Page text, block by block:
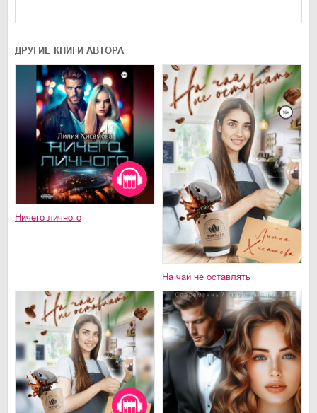
ДРУГИЕ КНИГИ АВТОРА
Ничего личного
На чай не оставлять